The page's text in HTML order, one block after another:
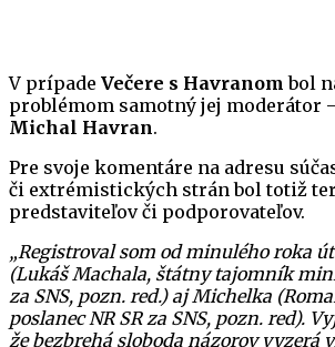
V prípade Večere s Havranom bol
problémom samotný jej moderátor
Michal Havran.
Pre svoje komentáre na adresu
či extrémistických strán bol totiž
predstaviteľov či podporovateľov.
„Registroval som od minulého roka
(Lukáš Machala, štátny tajomník
za SNS, pozn. red.) aj Michelka
poslanec NR SR za SNS, pozn. red).
že bezbrehá sloboda názorov vyzerá